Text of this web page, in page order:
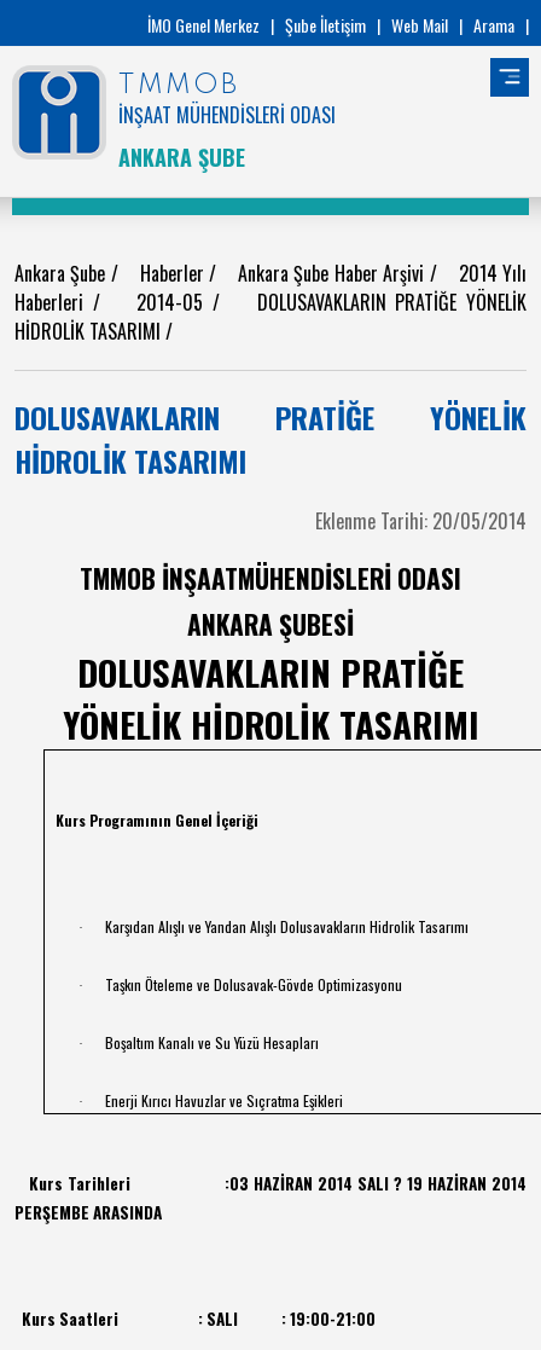
İMO Genel Merkez | Şube İletişim | Web Mail | Arama |
TMMOB
İNŞAAT MÜHENDİSLERİ ODASI
ANKARA ŞUBE
Ankara Şube / Haberler/ Ankara Şube Haber Arşivi / 2014 Yılı
Haberleri / 2014-05/ DOLUSAVAKLARIN PRATİĞE YÖNELİK
HİDROLİK TASARIMI /
DOLUSAVAKLARIN PRATİĞE YÖNELİK
HİDROLİK TASARIMI
Eklenme Tarihi: 20/05/2014
TMMOB İNŞAATMÜHENDİSLERİ ODASI
ANKARA ŞUBESİ
DOLUSAVAKLARIN PRATİĞE
YÖNELİK HİDROLİK TASARIMI
Kurs Programının Genel İçeriği
· Karşıdan Alışlı ve Yandan Alışlı Dolusavakların Hidrolik Tasarımı
· Taşkın Öteleme ve Dolusavak-Gövde Optimizasyonu
· Boşaltım Kanalı ve Su Yüzü Hesapları
· Enerji Kırıcı Havuzlar ve Sıçratma Eşikleri
Kurs Tarihleri :03 HAZİRAN 2014 SALI ? 19 HAZİRAN 2014
PERŞEMBE ARASINDA
Kurs Saatleri : SALI : 19:00-21:00